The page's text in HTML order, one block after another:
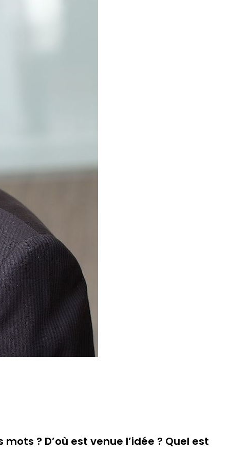
? D’où est venue l’idée ? Quel est